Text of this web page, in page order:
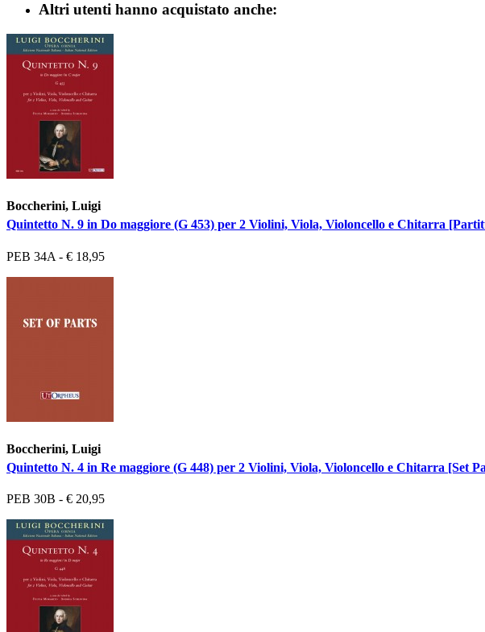
Altri utenti hanno acquistato anche:
Boccherini, Luigi
Quintetto N. 9 in Do maggiore (G 453) per 2 Violini, Viola, Violoncello e Chitarra
PEB 34A - € 18,95
Boccherini, Luigi
Quintetto N. 4 in Re maggiore (G 448) per 2 Violini, Viola, Violoncello e Chitarra [Set
PEB 30B - € 20,95